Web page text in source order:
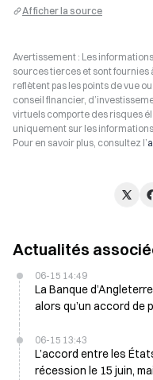
Afficher la source
Avertissement : Les
sources tierces et sont
reflètent pas les points de vue
conseil financier,
virtuels comporte des risques
uniquement sur les
Pour en savoir plus, consultez l’
Actualités
06-15 14:49
La Banque
alors qu’un accord de
06-15 13:43
L’accord entre les
récession le 15 juin,